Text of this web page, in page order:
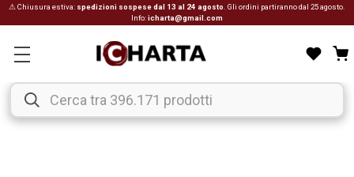
⚠ Chiusura estiva: spedizioni sospese dal 13 al 24 agosto . Gli ordini partiranno dal 25 agosto.
Info:icharta@gmail.com